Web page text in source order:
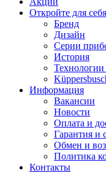
Откройте для
Бренд
Дизайн
Серии
История
Технологии
Информация
Вакансии
Новости
Оплата и
Гарантия и
Обмен и
Политика
Контакты